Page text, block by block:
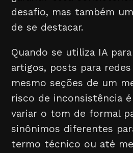
desafio, mas também
de se destacar.
Quando se utiliza IA
artigos, posts para
mesmo seções de um
risco de inconsistência
variar o tom de formal
sinônimos diferentes
termo técnico ou até